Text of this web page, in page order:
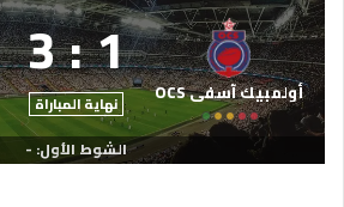
أولمبيك آسفي OCS 1
:
3
نهاية المباراة
الشوط الأول: -